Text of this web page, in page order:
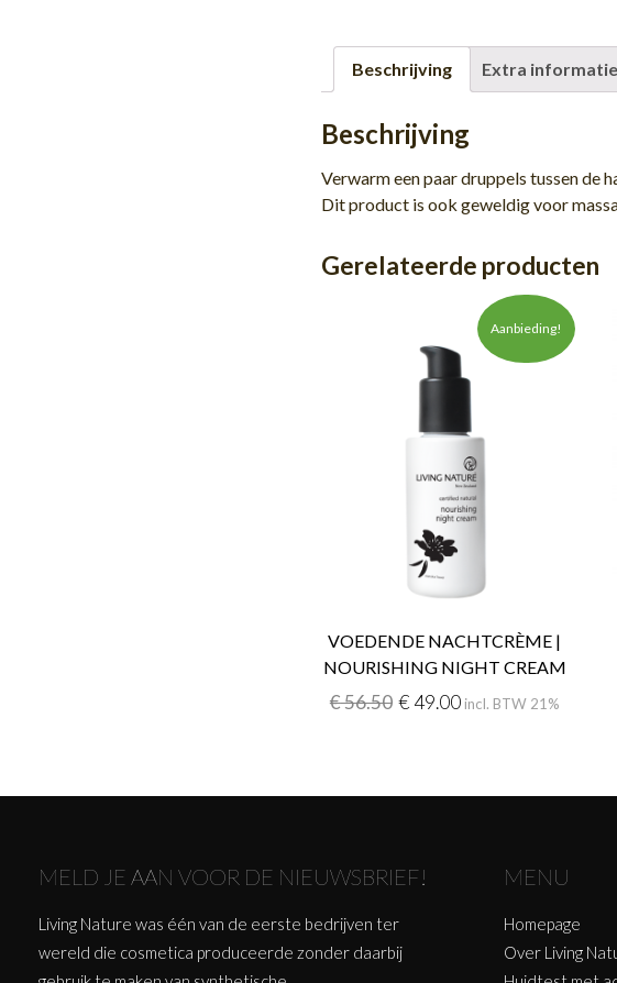
Beschrijving Extra informatie
Beschrijving
Verwarm een paar druppels tussen de
Dit product is ook geweldig voor
Gerelateerde producten
Aanbieding!
VOEDENDE NACHTCRÈME |
NOURISHING NIGHT CREAM
€56.50 € 49.00 incl. BTW 21%
MELD JE AAN VOOR DE NIEUWSBRIEF!
Living Nature was één van de eerste bedrijven ter
wereld die cosmetica produceerde zonder daarbij
MENU
Homepage
Over Living